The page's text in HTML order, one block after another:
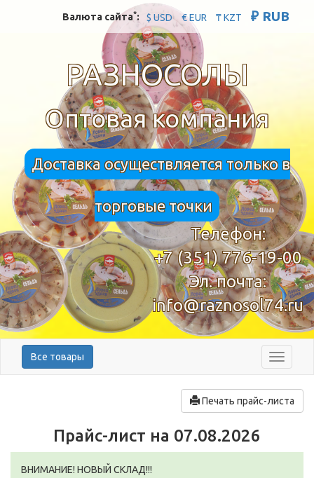
$ USD € EUR ₸ KZT ₽ RUB
Валюта сайта*:
РАЗНОСОЛЫ
Оптовая компания
Доставка осуществляется только в
торговые точки
Телефон:
+7 (351) 776-19-00
Эл. почта:
info@raznosol74.ru
Меню
Все товары
Печать прайс-листа
Прайс-лист на 07.08.2026
ВНИМАНИЕ! НОВЫЙ СКЛАД!!!